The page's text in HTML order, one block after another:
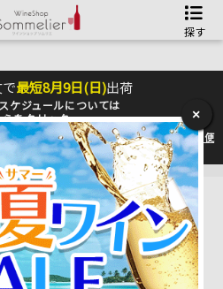
探す
最短8月9日(日)出荷
ケジュールについては
をクリック
遅れが生じております。最新情報は佐川急便
をご確認下さい。
×